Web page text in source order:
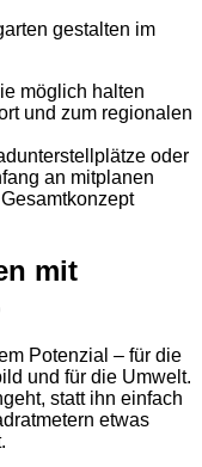
gestalten im
möglich halten
und zum regionalen
oder
an mitplanen
mit
Potenzial – für die
und für die Umwelt.
statt ihn einfach
etwas